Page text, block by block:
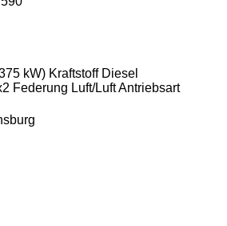
kW) Kraftstoff Diesel
Federung Luft/LuftAntriebsart